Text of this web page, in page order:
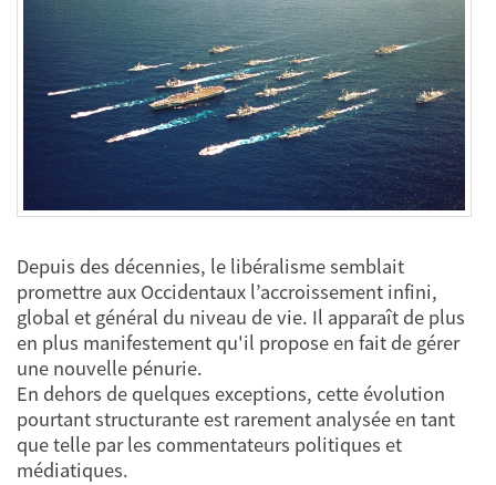
Depuis des décennies, le libéralisme semblait
promettre aux Occidentaux l’accroissement infini,
global et général du niveau de vie. Il apparaît de plus
en plus manifestement qu'il propose en fait de gérer
une nouvelle pénurie.
En dehors de quelques exceptions, cette évolution
pourtant structurante est rarement analysée en tant
que telle par les commentateurs politiques et
médiatiques.